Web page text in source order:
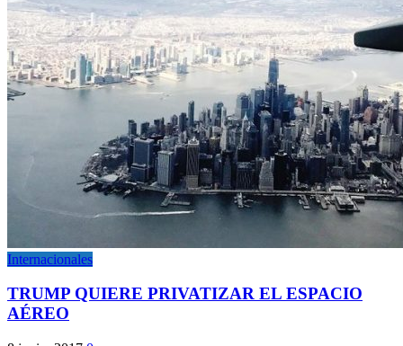
Internacionales
TRUMP QUIERE PRIVATIZAR EL ESPACIO
AÉREO